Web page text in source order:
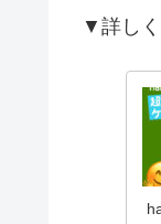
▼詳しく